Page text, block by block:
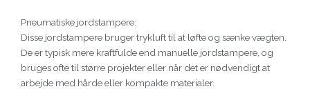
Pneumatiske jordstampere:
Disse jordstampere bruger trykluft til at løfte og sænke vægten.
De er typisk mere kraftfulde end manuelle jordstampere, og
bruges ofte til større projekter eller når det er nødvendigt at
arbejde med hårde eller kompakte materialer.